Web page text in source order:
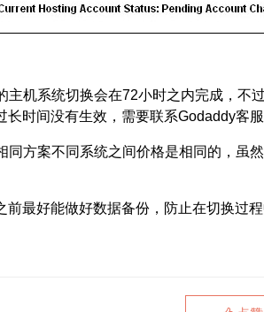
主机系统切换会在72小时之内完成，不
长时间没有生效，需要联系Godaddy客服
同方案不同系统之间价格是相同的，虽
前最好能做好数据备份，防止在切换过